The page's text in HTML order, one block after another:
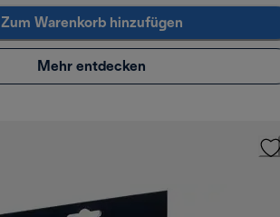
Zum Warenkorb hinzufügen
Mehr entdecken